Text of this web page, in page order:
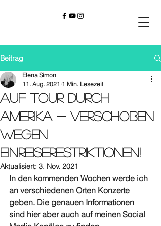
Beitrag
Auf Tour durch
Amerika - Verschoben
wegen
Einreiserestriktionen!
Elena Simon
11. Aug. 2021 1 Min. Lesezeit
Aktualisiert: 3. Nov. 2021
In den kommenden Wochen werde ich
an verschiedenen Orten Konzerte
geben. Die genauen Informationen
sind hier aber auch auf meinen Social